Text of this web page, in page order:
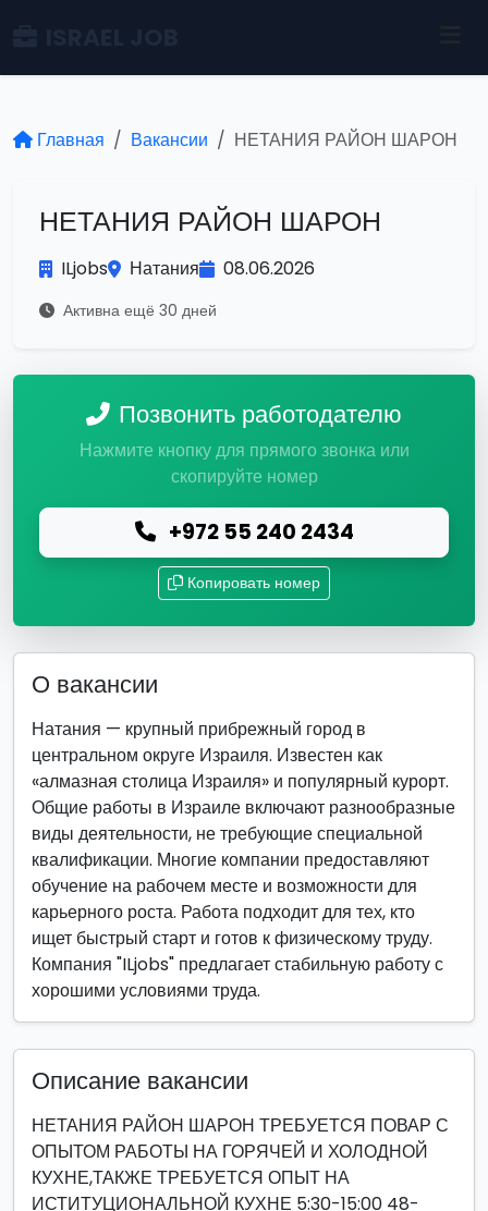
Главная Вакансии НЕТАНИЯ РАЙОН ШАРОН
НЕТАНИЯ РАЙОН ШАРОН
ILjobs Натания 08.06.2026
Активна ещё 30 дней
Позвонить работодателю
Нажмите кнопку для прямого звонка или
скопируйте номер
+972 55 240 2434
Копировать номер
О вакансии
Натания — крупный прибрежный город в
центральном округе Израиля. Известен как
«алмазная столица Израиля» и популярный курорт.
Общие работы в Израиле включают разнообразные
виды деятельности, не требующие специальной
квалификации. Многие компании предоставляют
обучение на рабочем месте и возможности для
карьерного роста. Работа подходит для тех, кто
ищет быстрый старт и готов к физическому труду.
Компания "ILjobs" предлагает стабильную работу с
хорошими условиями труда.
Описание вакансии
НЕТАНИЯ РАЙОН ШАРОН ТРЕБУЕТСЯ ПОВАР С
ОПЫТОМ РАБОТЫ НА ГОРЯЧЕЙ И ХОЛОДНОЙ
КУХНЕ,ТАКЖЕ ТРЕБУЕТСЯ ОПЫТ НА
ИСТИТУЦИОНАЛЬНОЙ КУХНЕ 5:30-15:00 48-